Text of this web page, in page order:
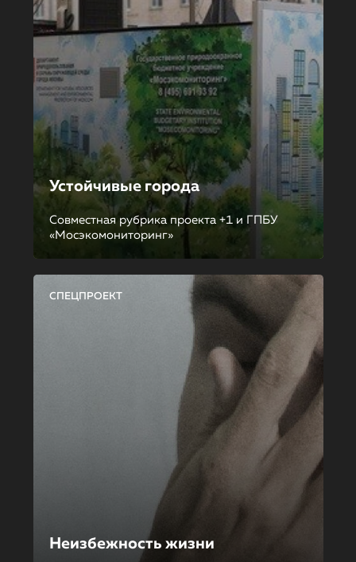
Устойчивые города
Совместная рубрика проекта +1 и ГПБУ
«Мосэкомониторинг»
СПЕЦПРОЕКТ
Неизбежность жизни